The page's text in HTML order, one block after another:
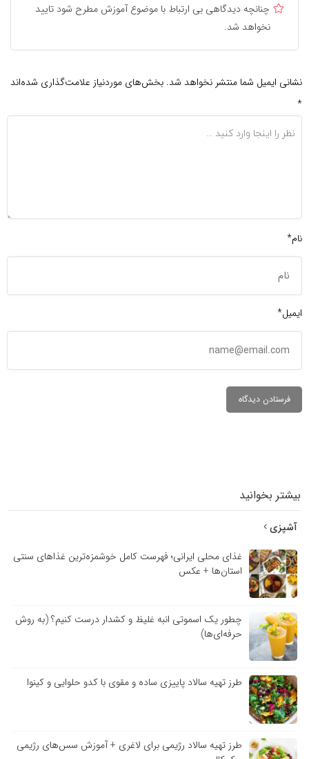
چنانچه دیدگاهی بی ارتباط با موضوع آموزش مطرح شود تایید
نخواهد شد.
نشانی ایمیل شما منتشر نخواهد شد. بخش‌های موردنیاز علامت‌گذاری شده‌اند
*
نام*
ایمیل*
بیشتر بخوانید
آشپزی
غذای محلی ایرانی؛ فهرست کامل خوشمزه‌ترین غذاهای سنتی
استان‌ها + عکس
چطور یک اسموتی انبه غلیظ و کشدار درست کنیم؟ (به روش
حرفه‌ای‌ها)
طرز تهیه سالاد پاییزی ساده و مقوی با کدو حلوایی و کینوا
طرز تهیه سالاد رژیمی برای لاغری + آموزش سس‌های رژیمی